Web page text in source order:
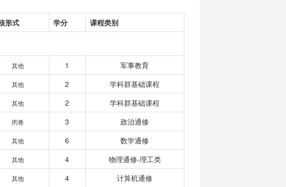
形式 学分 课程类别
其他 1
军事教育
其他 2
学科群基础课程
其他 2
学科群基础课程
闭卷 3
政治通修
其他 6
数学通修
其他 4
物理通修-理工类
其他 4
计算机通修